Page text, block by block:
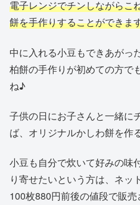
電子レンジでチンしながらこ
餅を手作りすることができま
中に入れる小豆もできあがっ
柏餅の手作りが初めての方で
ね♪
子供の日にお子さんと一緒に
ば、オリジナルかしわ餅を作
小豆も自分で炊いて好みの味
り寄せたいという方は、ネッ
100枚880円前後の値段で販